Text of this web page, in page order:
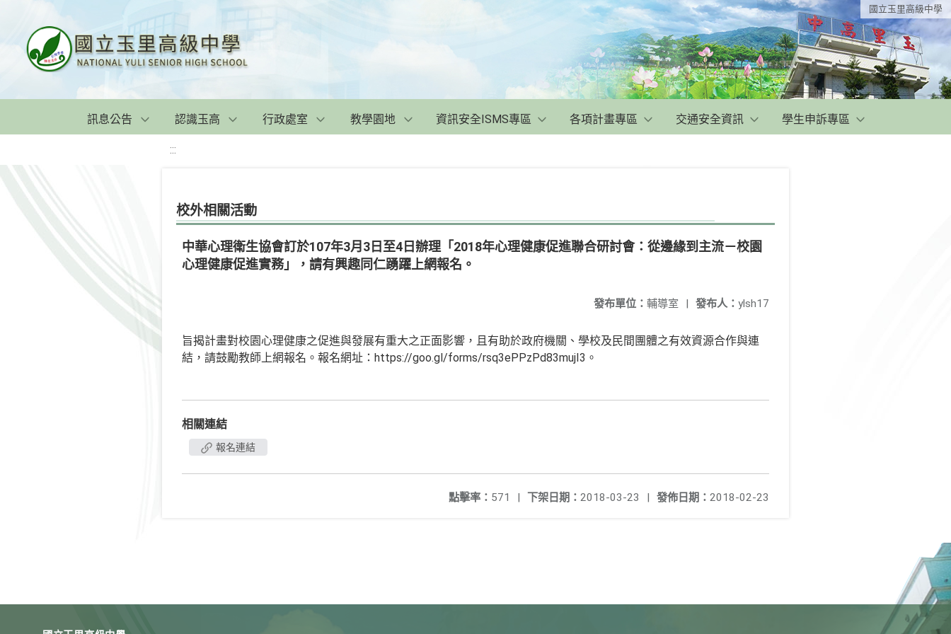
國立玉里高級中學
訊息公告 認識玉高 行政處室 教學園地 資訊安全ISMS專區 各項計畫專區 交通安全資訊 學生申訴專區
:::
校外相關活動
中華心理衛生協會訂於107年3月3日至4日辦理「2018年心理健康促進聯合研討會：從邊緣到主流－校園
心理健康促進實務」，請有興趣同仁踴躍上網報名。
發布人： ylsh17
發布單位： 輔導室 |
旨揭計畫對校園心理健康之促進與發展有重大之正面影響，且有助於政府機關、學校及民間團體之有效資源合作與連
結，請鼓勵教師上網報名。報名網址：https://goo.gl/forms/rsq3ePPzPd83mujI3。
相關連結
報名連結
發佈日期： 2018-02-23
下架日期： 2018-03-23 |
點擊率： 571 |